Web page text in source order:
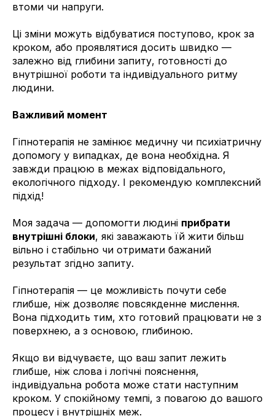
втоми чи напруги.
Ці зміни можуть відбуватися поступово, крок за
кроком, або проявлятися досить швидко —
залежно від глибини запиту, готовності до
внутрішної роботи та індивідуального ритму
людини.
Важливий момент
Гіпнотерапія не замінює медичну чи психіатричну
допомогу у випадках, де вона необхідна. Я
завжди працюю в межах відповідального,
екологічного підходу. І рекомендую комплексний
підхід!
Моя задача — допомогти людині прибрати
внутрішні блоки, які заважають їй жити більш
вільно і стабільно чи отримати бажаний
результат згідно запиту.
Гіпнотерапія — це можливість почути себе
глибше, ніж дозволяє повсякденне мислення.
Вона підходить тим, хто готовий працювати не з
поверхнею, а з основою, глибиною.
Якщо ви відчуваєте, що ваш запит лежить
глибше, ніж слова і логічні пояснення,
індивідуальна робота може стати наступним
кроком. У спокійному темпі, з повагою до вашого
процесу і внутрішніх меж.